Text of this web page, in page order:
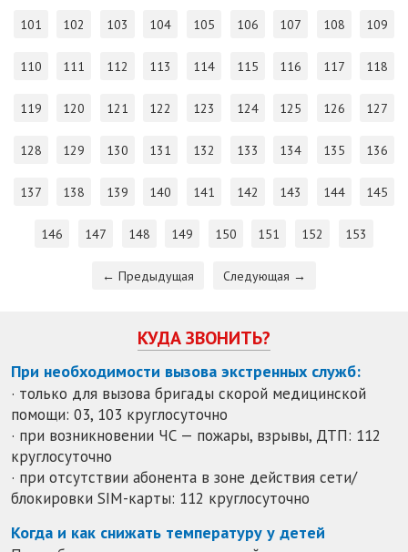
101 102 103 104 105 106 107 108 109
110 111 112 113 114 115 116 117 118
119 120 121 122 123 124 125 126 127
128 129 130 131 132 133 134 135 136
137 138 139 140 141 142 143 144 145
146 147 148 149 150 151 152 153
← Предыдущая Следующая →
КУДА ЗВОНИТЬ?
При необходимости вызова экстренных служб:
· только для вызова бригады скорой медицинской
помощи: 03, 103 круглосуточно
· при возникновении ЧС — пожары, взрывы, ДТП: 112
круглосуточно
· при отсутствии абонента в зоне действия сети/
блокировки SIM-карты: 112 круглосуточно
Когда и как снижать температуру у детей